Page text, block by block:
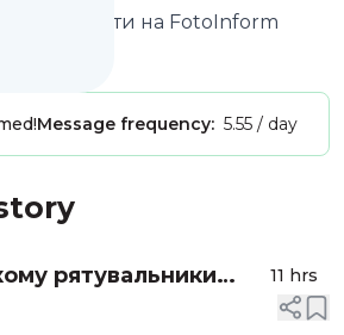
новости на FotoInform
Message frequency: 5.55 / day
рятувальники
літнього
11 hrs